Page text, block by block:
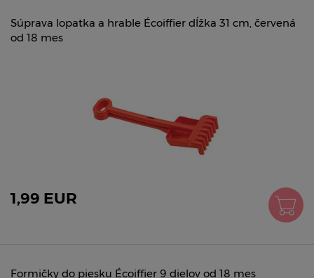
Súprava lopatka a hrable Écoiffier dĺžka 31 cm, červená
od 18 mes
1,99 EUR
Formičky do piesku Écoiffier 9 dielov od 18 mes